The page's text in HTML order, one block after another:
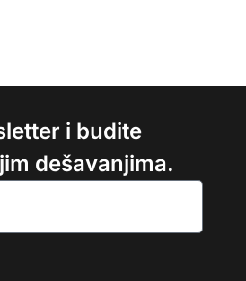
i budite
dešavanjima.